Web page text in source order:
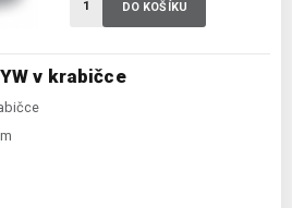
v krabičce
DO KOŠÍKU